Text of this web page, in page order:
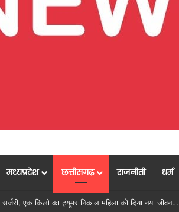
मध्यप्रदेश छत्तीसगढ़ राजनीती धर्म